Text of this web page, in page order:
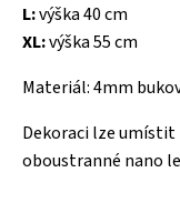
L:výška 40 cm
XL:výška 55 cm
Materiál: 4mm
Dekoraci lze
oboustranné nano